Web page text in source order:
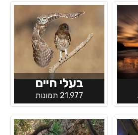
בעלי חיים
21,977 תמונות